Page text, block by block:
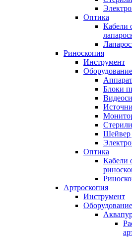
Оптика
Кабели
Риноскопия
Инструмент
Оборудование
Блоки
Шейвер
Оптика
Кабели
Артроскопия
Инструмент
Оборудование